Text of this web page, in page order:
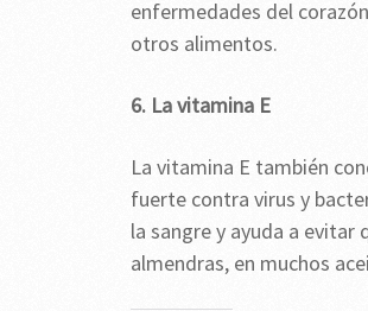
enfermedades del
otros alimentos.
6. La vitamina E
La vitamina E también
fuerte contra virus y
la sangre y ayuda a evitar
almendras, en muchos